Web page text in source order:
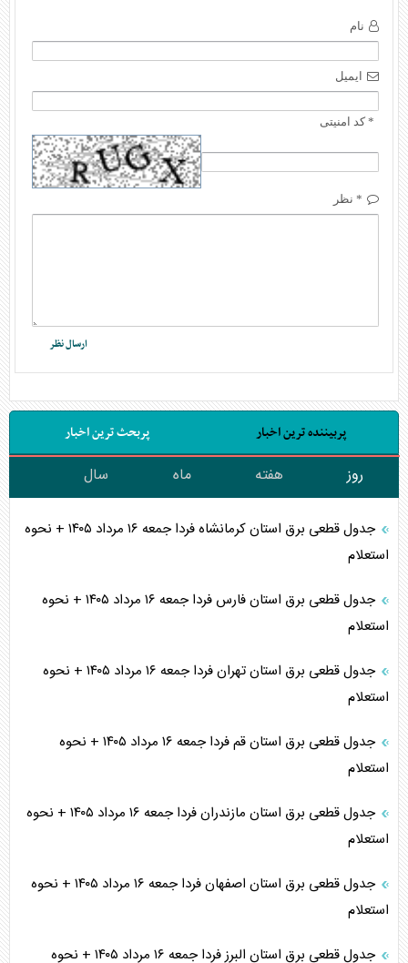
نام
ایمیل
* کد امنیتی
* نظر
پربیننده ترین اخبار پربحث ترین اخبار
روز هفته ماه سال
جدول قطعی برق استان کرمانشاه فردا جمعه ۱۶ مرداد ۱۴۰۵ + نحوه
استعلام
جدول قطعی برق استان فارس فردا جمعه ۱۶ مرداد ۱۴۰۵ + نحوه
استعلام
جدول قطعی برق استان تهران فردا جمعه ۱۶ مرداد ۱۴۰۵ + نحوه
استعلام
جدول قطعی برق استان قم فردا جمعه ۱۶ مرداد ۱۴۰۵ + نحوه
استعلام
جدول قطعی برق استان مازندران فردا جمعه ۱۶ مرداد ۱۴۰۵ + نحوه
استعلام
جدول قطعی برق استان اصفهان فردا جمعه ۱۶ مرداد ۱۴۰۵ + نحوه
استعلام
جدول قطعی برق استان البرز فردا جمعه ۱۶ مرداد ۱۴۰۵ + نحوه